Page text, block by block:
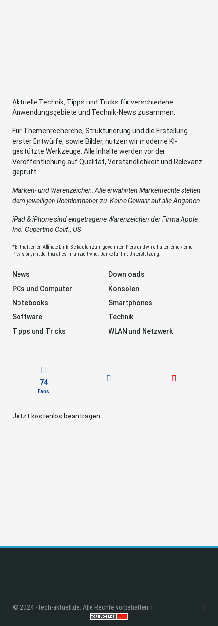
Aktuelle Technik, Tipps und Tricks für verschiedene
Anwendungsgebiete und Technik-News zusammen.
Für Themenrecherche, Strukturierung und die Erstellung
erster Entwürfe, sowie Bilder, nutzen wir moderne KI-
gestützte Werkzeuge. Alle Inhalte werden vor der
Veröffentlichung auf Qualität, Verständlichkeit und Relevanz
geprüft.
Marken- und Warenzeichen: Alle erwähnten Markenrechte stehen
dem jeweiligen Rechteinhaber zu. Keine Gewähr auf alle Angaben.
iPad & iPhone sind eingetragene Warenzeichen der Firma Apple
Inc. Cupertino Calif., US
*Enthält einen Affiliate-Link. Sie kaufen zum gewohnten Preis und wir erhalten eine kleine
Provision, mit der hier alles Finanziert wird. Danke für Ihre Unterstützung.
News
Downloads
PCs und Computer
Konsolen
Notebooks
Smartphones
Software
Technik
Tipps und Tricks
WLAN und Netzwerk
74
Fans
Jetzt kostenlos beantragen:
© 2024 - tech-aktuell.de. Alle Rechte vorbehalten. |